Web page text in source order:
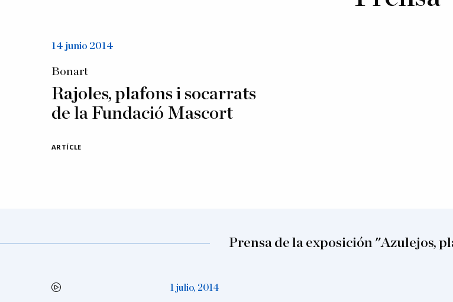
14 junio 2014
Bonart
Rajoles, plafons i socarrats
de la Fundació Mascort
ARTÍCLE
Prensa de la exposición "Azulejos,
1 julio, 2014